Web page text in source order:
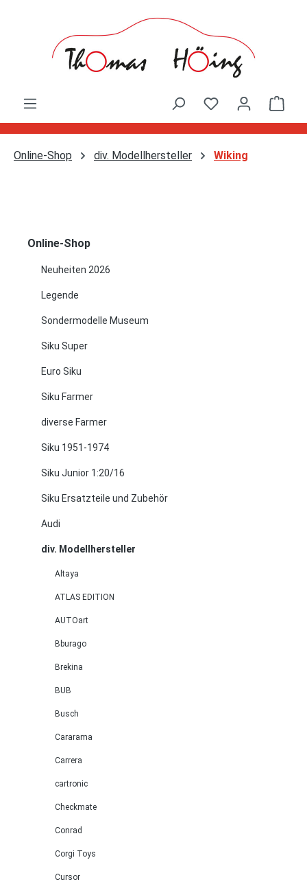
Online-Shop div. Modellhersteller Wiking
Online-Shop
Neuheiten 2026
Legende
Sondermodelle Museum
Siku Super
Euro Siku
Siku Farmer
diverse Farmer
Siku 1951-1974
Siku Junior 1:20/16
Siku Ersatzteile und Zubehör
Audi
div. Modellhersteller
Altaya
ATLAS EDITION
AUTOart
Bburago
Brekina
BUB
Busch
Cararama
Carrera
cartronic
Checkmate
Conrad
Corgi Toys
Cursor